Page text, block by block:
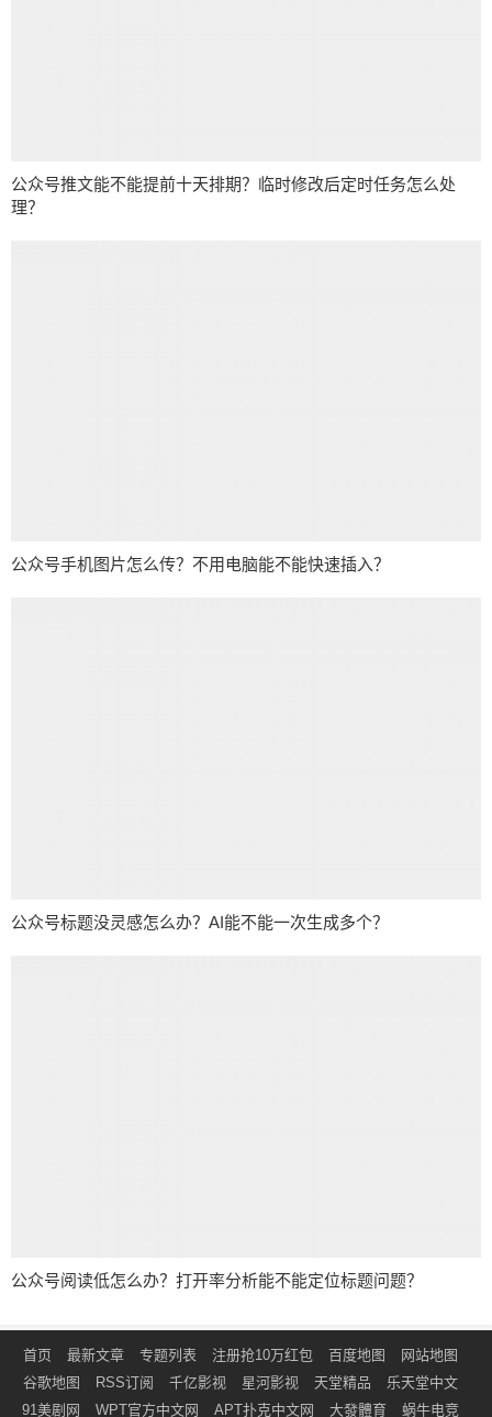
公众号推文能不能提前十天排期？临时修改后定时任务怎么处
理？
公众号手机图片怎么传？不用电脑能不能快速插入？
公众号标题没灵感怎么办？AI能不能一次生成多个？
公众号阅读低怎么办？打开率分析能不能定位标题问题？
首页 最新文章 专题列表 注册抢10万红包 百度地图
网站地图
谷歌地图
RSS订阅 千亿影视 星河影视 天堂精品
乐天堂中文
91美剧网
WPT官方中文网 APT扑克中文网 大發體育 蜗牛电竞